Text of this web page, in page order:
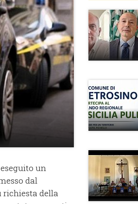
un
dal
richiesta della